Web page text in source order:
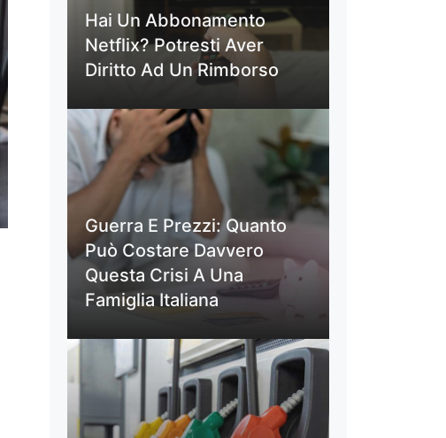
Hai Un Abbonamento
Netflix? Potresti Aver
Diritto Ad Un Rimborso
Guerra E Prezzi: Quanto
Può Costare Davvero
Questa Crisi A Una
Famiglia Italiana